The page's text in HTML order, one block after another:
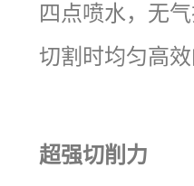
四点喷水，无
切割时均匀高效
超强切削力